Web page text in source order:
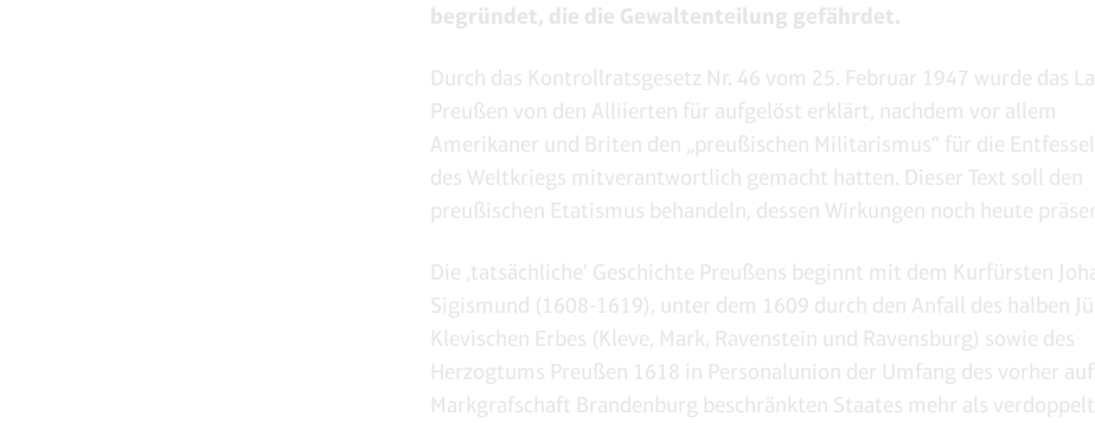
begründet, die die Gewaltenteilung gefährdet.
Durch das Kontrollratsgesetz Nr. 46 vom 25. Februar 1947 wurde das
Preußen von den Alliierten für aufgelöst erklärt, nachdem vor allem
Amerikaner und Briten den „preußischen Militarismus“ für die
des Weltkriegs mitverantwortlich gemacht hatten. Dieser Text soll den
preußischen Etatismus behandeln, dessen Wirkungen noch heute
Die ‚tatsächliche‘ Geschichte Preußens beginnt mit dem Kurfürsten
Sigismund (1608-1619), unter dem 1609 durch den Anfall des halben
Klevischen Erbes (Kleve, Mark, Ravenstein und Ravensburg) sowie des
Herzogtums Preußen 1618 in Personalunion der Umfang des vorher
Markgrafschaft Brandenburg beschränkten Staates mehr als verdoppelt